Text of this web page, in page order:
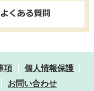
項
個人情報保護
お問い合わせ